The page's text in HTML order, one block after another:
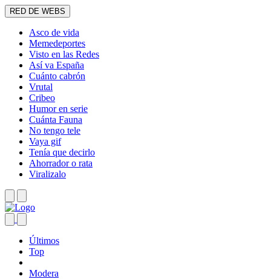
RED DE WEBS
Asco de vida
Memedeportes
Visto en las Redes
Así va España
Cuánto cabrón
Vrutal
Cribeo
Humor en serie
Cuánta Fauna
No tengo tele
Vaya gif
Tenía que decirlo
Ahorrador o rata
Viralizalo
Últimos
Top
Modera